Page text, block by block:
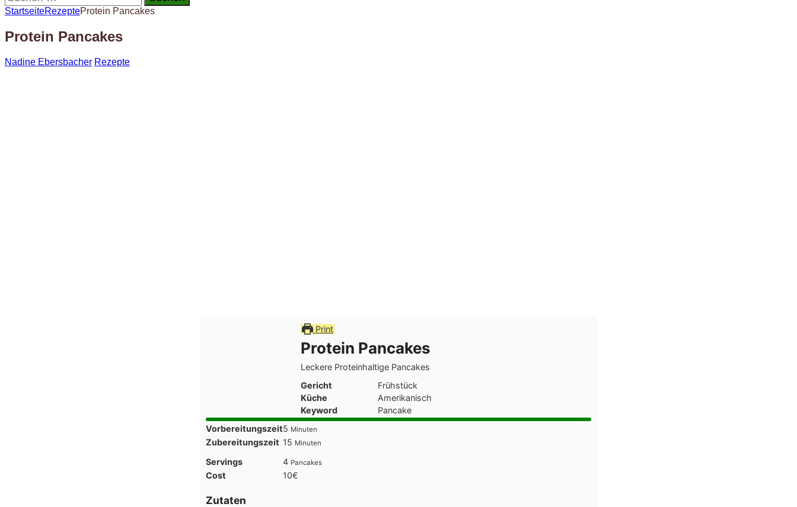
nach:
StartseiteRezepteProtein Pancakes
Protein Pancakes
Nadine Ebersbacher Rezepte
Print
Protein Pancakes
Leckere Proteinhaltige Pancakes
Gericht
Frühstück
Küche
Amerikanisch
Keyword
Pancake
Vorbereitungszeit5 Minuten
Minuten
Zubereitungszeit 15 Minuten
Minuten
Servings 4 Pancakes
Cost 10€
Zutaten